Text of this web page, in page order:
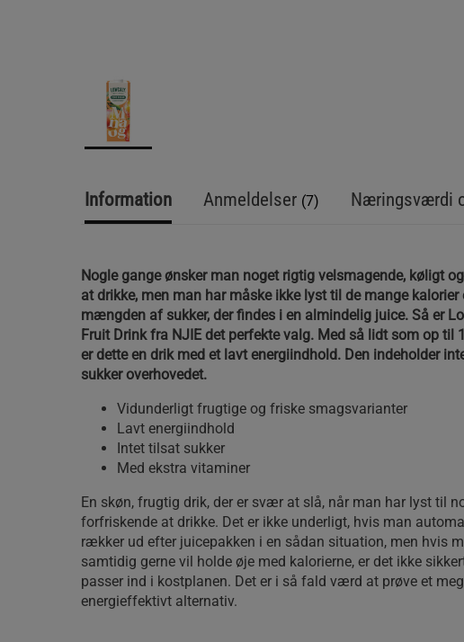
Information Anmeldelser (7) Næringsværdi
Nogle gange ønsker man noget rigtig velsmagende, køligt
at drikke, men man har måske ikke lyst til de mange kalorier
mængden af sukker, der findes i en almindelig juice. Så er
Fruit Drink fra NJIE det perfekte valg. Med så lidt som op til
er dette en drik med et lavt energiindhold. Den indeholder
sukker overhovedet.
Vidunderligt frugtige og friske smagsvarianter
Lavt energiindhold
Intet tilsat sukker
Med ekstra vitaminer
En skøn, frugtig drik, der er svær at slå, når man har lyst til
forfriskende at drikke. Det er ikke underligt, hvis man
rækker ud efter juicepakken i en sådan situation, men hvis
samtidig gerne vil holde øje med kalorierne, er det ikke
passer ind i kostplanen. Det er i så fald værd at prøve et
energieffektivt alternativ.